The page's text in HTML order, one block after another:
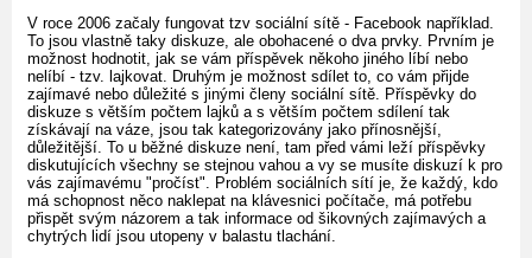
V roce 2006 začaly fungovat tzv sociální sítě - Facebook například.
To jsou vlastně taky diskuze, ale obohacené o dva prvky. Prvním je
možnost hodnotit, jak se vám příspěvek někoho jiného líbí nebo
nelíbí - tzv. lajkovat. Druhým je možnost sdílet to, co vám přijde
zajímavé nebo důležité s jinými členy sociální sítě. Příspěvky do
diskuze s větším počtem lajků a s větším počtem sdílení tak
získávají na váze, jsou tak kategorizovány jako přínosnější,
důležitější. To u běžné diskuze není, tam před vámi leží příspěvky
diskutujících všechny se stejnou vahou a vy se musíte diskuzí k pro
vás zajímavému "pročíst". Problém sociálních sítí je, že každý, kdo
má schopnost něco naklepat na klávesnici počítače, má potřebu
přispět svým názorem a tak informace od šikovných zajímavých a
chytrých lidí jsou utopeny v balastu tlachání.